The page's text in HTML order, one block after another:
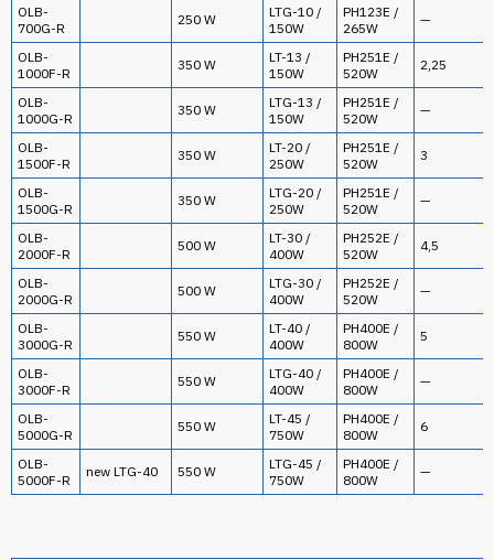
OLB-
700G-R
250 W
LTG-10 /
150W
PH123E /
265W
—
OLB-
1000F-R
350 W
LT-13 /
150W
PH251E /
520W
2,25
OLB-
1000G-R
350 W
LTG-13 /
150W
PH251E /
520W
—
OLB-
1500F-R
350 W
LT-20 /
250W
PH251E /
520W
3
OLB-
1500G-R
350 W
LTG-20 /
250W
PH251E /
520W
—
OLB-
2000F-R
500 W
LT-30 /
400W
PH252E /
520W
4,5
OLB-
2000G-R
500 W
LTG-30 /
400W
PH252E /
520W
—
OLB-
3000G-R
550 W
LT-40 /
400W
PH400E /
800W
5
OLB-
3000F-R
550 W
LTG-40 /
400W
PH400E /
800W
—
OLB-
5000G-R
550 W
LT-45 /
750W
PH400E /
800W
6
OLB-
5000F-R
new LTG-40 550 W
LTG-45 /
750W
PH400E /
800W
—